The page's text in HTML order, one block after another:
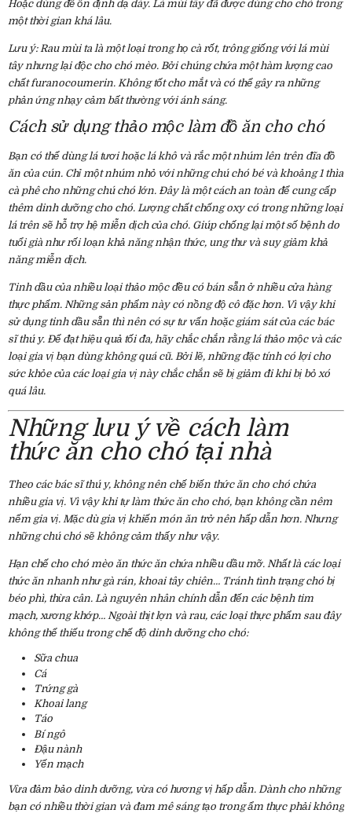
Hoặc dùng để ổn định dạ dày. Lá mùi tây đã được dùng cho chó trong
một thời gian khá lâu.
Lưu ý: Rau mùi ta là một loại trong họ cà rốt, trông giống với lá mùi
tây nhưng lại độc cho chó mèo. Bởi chúng chứa một hàm lượng cao
chất furanocoumerin. Không tốt cho mắt và có thể gây ra những
phản ứng nhạy cảm bất thường với ánh sáng.
Cách sử dụng thảo mộc làm đồ ăn cho chó
Bạn có thể dùng lá tươi hoặc lá khô và rắc một nhúm lên trên đĩa đồ
ăn của cún. Chỉ một nhúm nhỏ với những chú chó bé và khoảng 1 thìa
cà phê cho những chú chó lớn. Đây là một cách an toàn để cung cấp
thêm dinh dưỡng cho chó. Lượng chất chống oxy có trong những loại
lá trên sẽ hỗ trợ hệ miễn dịch của chó. Giúp chống lại một số bệnh do
tuổi già như rối loạn khả năng nhận thức, ung thư và suy giảm khả
năng miễn dịch.
Tinh dầu của nhiều loại thảo mộc đều có bán sẵn ở nhiều cửa hàng
thực phẩm. Những sản phẩm này có nồng độ cô đặc hơn. Vì vậy khi
sử dụng tinh dầu sẵn thì nên có sự tư vấn hoặc giám sát của các bác
sĩ thú y. Để đạt hiệu quả tối đa, hãy chắc chắn rằng lá thảo mộc và các
loại gia vị bạn dùng không quá cũ. Bởi lẽ, những đặc tính có lợi cho
sức khỏe của các loại gia vị này chắc chắn sẽ bị giảm đi khi bị bỏ xó
quá lâu.
Những lưu ý về cách làm
thức ăn cho chó tại nhà
Theo các bác sĩ thú y, không nên chế biến thức ăn cho chó chứa
nhiều gia vị. Vì vậy khi tự làm thức ăn cho chó, bạn không cần nêm
nếm gia vị. Mặc dù gia vị khiến món ăn trở nên hấp dẫn hơn. Nhưng
những chú chó sẽ không cảm thấy như vậy.
Hạn chế cho chó mèo ăn thức ăn chứa nhiều dầu mỡ. Nhất là các loại
thức ăn nhanh như gà rán, khoai tây chiên… Tránh tình trạng chó bị
béo phì, thừa cân. Là nguyên nhân chính dẫn đến các bệnh tim
mạch, xương khớp… Ngoài thịt lợn và rau, các loại thực phẩm sau đây
không thể thiếu trong chế độ dinh dưỡng cho chó:
Sữa chua
Cá
Trứng gà
Khoai lang
Táo
Bí ngô
Đậu nành
Yến mạch
Vừa đảm bảo dinh dưỡng, vừa có hương vị hấp dẫn. Dành cho những
bạn có nhiều thời gian và đam mê sáng tạo trong ẩm thực phải không